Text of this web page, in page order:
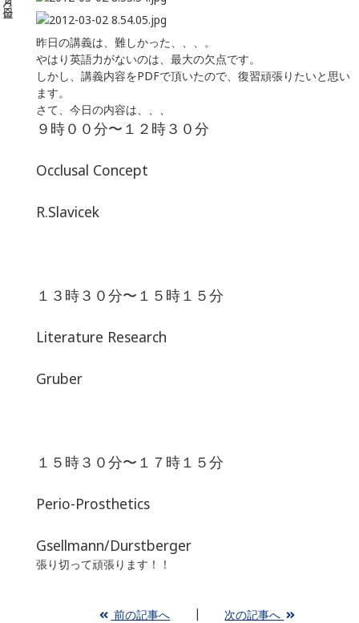
昨日の講義は、難しかった、、、。
やはり英語力がないのは、最大の欠点です。
しかし、講義内容をPDFで頂いたので、復習頑張りたいと思い
ます。
さて、今日の内容は、、、
９時００分〜１２時３０分
Occlusal Concept
R.Slavicek
１３時３０分〜１５時１５分
Literature Research
Gruber
１５時３０分〜１７時１５分
Perio-Prosthetics
Gsellmann/Durstberger
張り切って頑張ります！！
前の記事へ 次の記事へ